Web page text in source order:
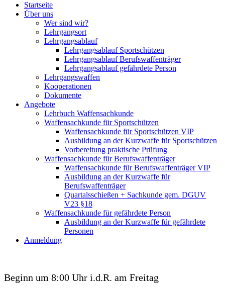
Startseite
Über uns
Wer sind wir?
Lehrgangsort
Lehrgangsablauf
Lehrgangsablauf Sportschützen
Lehrgangsablauf Berufswaffenträger
Lehrgangsablauf gefährdete Person
Lehrgangswaffen
Kooperationen
Dokumente
Angebote
Lehrbuch Waffensachkunde
Waffensachkunde für Sportschützen
Waffensachkunde für Sportschützen VIP
Ausbildung an der Kurzwaffe für Sportschützen
Vorbereitung praktische Prüfung
Waffensachkunde für Berufswaffenträger
Waffensachkunde für Berufswaffenträger VIP
Ausbildung an der Kurzwaffe für
Berufswaffenträger
Quartalsschießen + Sachkunde gem. DGUV
V23 §18
Waffensachkunde für gefährdete Person
Ausbildung an der Kurzwaffe für gefährdete
Personen
Anmeldung
Beginn um 8:00 Uhr i.d.R. am Freitag